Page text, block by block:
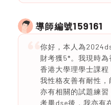
導師編號159161
你好，本人為
財考獲5*。我現時
香港大學理學士課程
我性格友善有耐性，
亦有相關的試題練習
考畢dse後，我亦有